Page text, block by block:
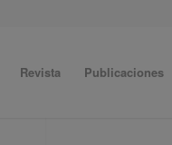
Revista Publicaciones